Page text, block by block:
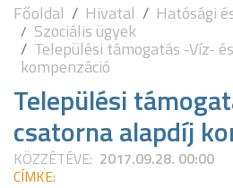
Főoldal Hivatal Hatósági
Szociális ügyek
Települési támogatás -Víz-
kompenzáció
Települési
csatorna alapdíj
KÖZZÉTÉVE: 2017.09.28. 00:00
CÍMKE: